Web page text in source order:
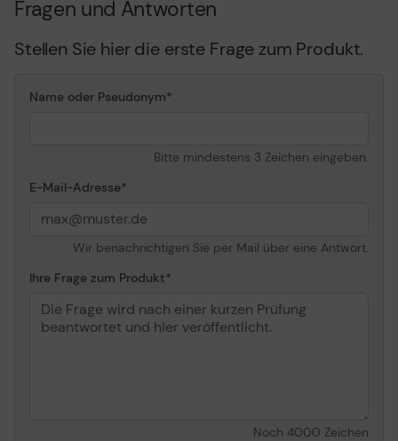
Fragen und Antworten
Stellen Sie hier die erste Frage zum Produkt.
Name oder Pseudonym
Bitte mindestens 3 Zeichen eingeben.
E-Mail-Adresse
Wir benachrichtigen Sie per Mail über eine Antwort.
Ihre Frage zum Produkt
Noch 4000 Zeichen